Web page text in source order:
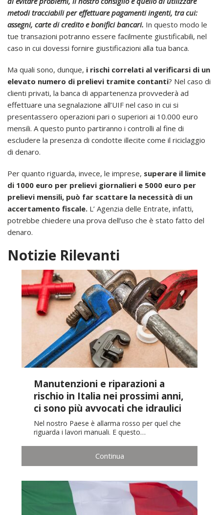
metodi tracciabili per effettuare pagamenti ingenti, tra cui:
assegni, carte di credito e bonifici bancari. In questo modo le
tue transazioni potranno essere facilmente giustificabili, nel
caso in cui dovessi fornire giustificazioni alla tua banca.
Ma quali sono, dunque, i rischi correlati al verificarsi di un
elevato numero di prelievi tramite contanti? Nel caso di
clienti privati, la banca di appartenenza provvederà ad
effettuare una segnalazione all’UIF nel caso in cui si
presentassero operazioni pari o superiori ai 10.000 euro
mensili. A questo punto partiranno i controlli al fine di
escludere la presenza di condotte illecite come il riciclaggio
di denaro.
Per quanto riguarda, invece, le imprese, superare il limite
di 1000 euro per prelievi giornalieri e 5000 euro per
prelievi mensili, può far scattare la necessità di un
accertamento fiscale. L’ Agenzia delle Entrate, infatti,
potrebbe chiedere una prova dell’uso che è stato fatto del
denaro.
Notizie Rilevanti
Manutenzioni e riparazioni a
rischio in Italia nei prossimi anni,
ci sono più avvocati che idraulici
Nel nostro Paese è allarma rosso per quel che
riguarda i lavori manuali. E questo…
Continua